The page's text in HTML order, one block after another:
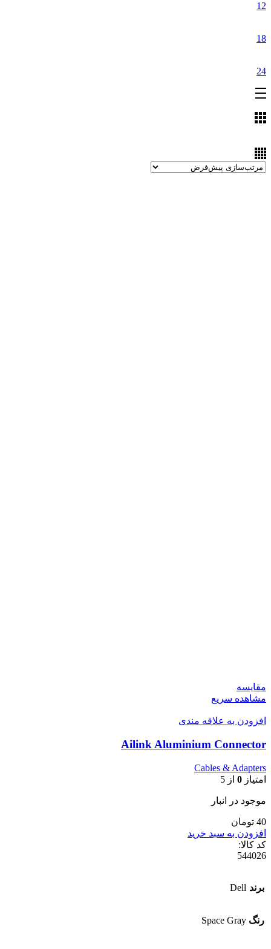
12
18
24
مقایسه
مشاهده سریع
افزودن به علاقه مندی
Ailink Aluminium Connector
Cables & Adapters
امتیاز 0 از 5
موجود در انبار
40 تومان
افزودن به سبد خرید
کد کالا:
544026
برند Dell
رنگ Space Gray